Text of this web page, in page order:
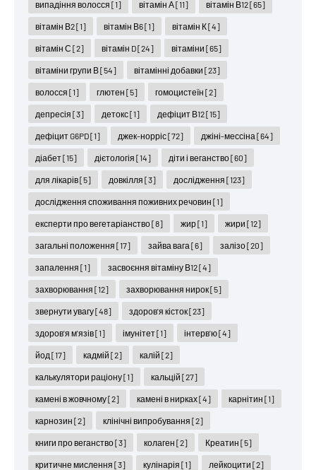
випадіння волосся [1] вітамін А [11] вітамін В12[65]
вітамін В2[1] вітамін В6[1] вітамін К[4]
вітамін С [2] вітамін D[24] вітаміни [65]
вітаміни групи В[54] вітамінні добавки [23]
волосся [1] глютен [5] гомоцистеїн [2]
депресія [3] детокс[1] дефіцит В12[15]
дефіцит G6PD[1] джек-норріс[72] джіні-мессіна [64]
діабет[15] дієтологія [14] діти і веганство[60]
для лікарів[5] довкілля [3] дослідження [123]
дослідження споживання поживних речовин [1]
експерти про вегетаріанство[8] жир[1] жири [12]
загальні положення [17] зайва вага [6] залізо[20]
запалення [1] засвоєння вітаміну В12[4]
захворювання [12] захворювання нирок[5]
звернути увагу[48] здоров'я кісток[23]
здоров'я м'язів[1] імунітет[1] інтерв'ю[4]
йод [17] кадмій [2] калій [2]
калькулятори раціону[1] кальцій [27]
камені в жовчному[2] камені в нирках[4] карнітин [1]
карнозин [2] клінічні випробування [2]
книги про веганство[3] колаген [2] Креатин [5]
критичне мислення [3] кулінарія [1] лейкоцити [2]